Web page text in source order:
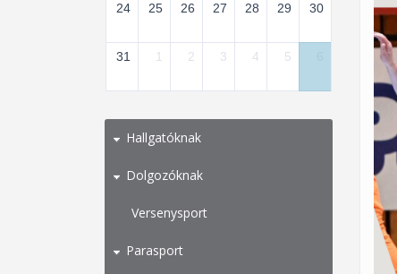
24 25 26 27 28 29 30
31 1 2 3 4 5
Hallgatóknak
Dolgozóknak
Versenysport
Parasport